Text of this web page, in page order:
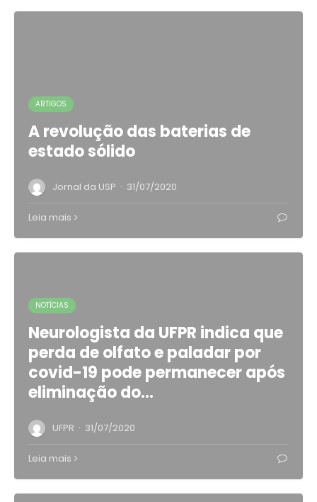
ARTIGOS
A revolução das baterias de
estado sólido
Jornal da USP · 31/07/2020
Leia mais
NOTÍCIAS
Neurologista da UFPR indica que
perda de olfato e paladar por
covid-19 pode permanecer após
eliminação do…
UFPR · 31/07/2020
Leia mais